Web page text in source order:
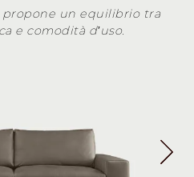
propone un equilibrio tra
e comodità d’uso.